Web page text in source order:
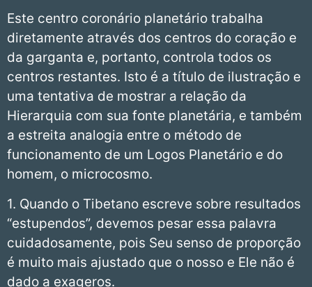
Este centro coronário planetário trabalha
diretamente através dos centros do coração e
da garganta e, portanto, controla todos os
centros restantes. Isto é a título de ilustração e
uma tentativa de mostrar a relação da
Hierarquia com sua fonte planetária, e também
a estreita analogia entre o método de
funcionamento de um Logos Planetário e do
homem, o microcosmo.
1. Quando o Tibetano escreve sobre resultados
“estupendos”, devemos pesar essa palavra
cuidadosamente, pois Seu senso de proporção
é muito mais ajustado que o nosso e Ele não é
dado a exageros.